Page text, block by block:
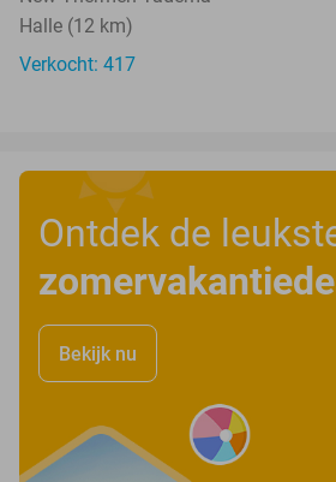
Halle (12 km)
Verkocht: 417
Ontdek de
Bekijk nu